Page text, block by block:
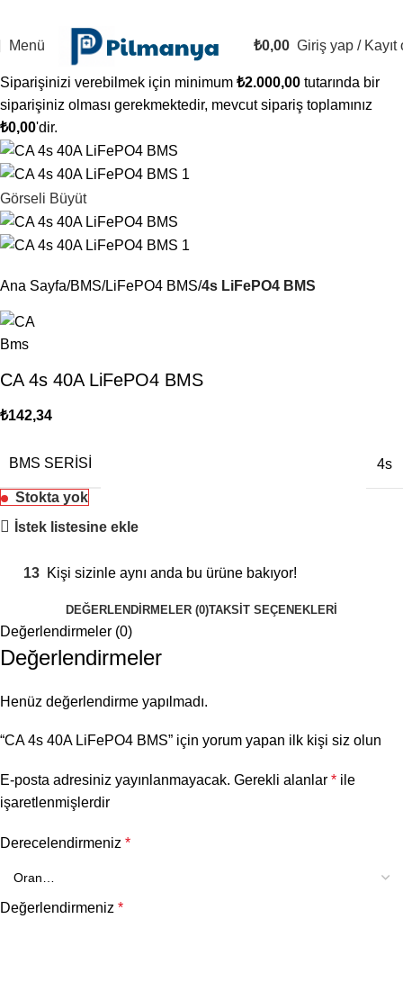
Menü ₺0,00 Giriş yap / Kayıt
Siparişinizi verebilmek için minimum ₺2.000,00 tutarında bir
siparişiniz olması gerekmektedir, mevcut sipariş toplamınız
₺0,00'dir.
Görseli Büyüt
Ana Sayfa BMS LiFePO4 BMS 4s LiFePO4 BMS
CA 4s 40A LiFePO4 BMS
₺142,34
BMS SERISI 4s
Stokta yok
İstek listesine ekle
13 Kişi sizinle aynı anda bu ürüne bakıyor!
DEĞERLENDIRMELER (0)TAKSIT SEÇENEKLERI
Değerlendirmeler (0)
Değerlendirmeler
Henüz değerlendirme yapılmadı.
“CA 4s 40A LiFePO4 BMS” için yorum yapan ilk kişi siz olun
E-posta adresiniz yayınlanmayacak. Gerekli alanlar * ile
işaretlenmişlerdir
Derecelendirmeniz *
Değerlendirmeniz *